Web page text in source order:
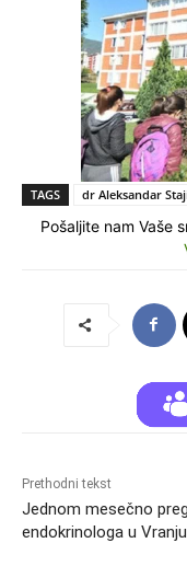
TAGS dr Aleksandar
Pošaljite nam Vaše
Prethodni tekst
Jednom mesečno
endokrinologa u Vranju